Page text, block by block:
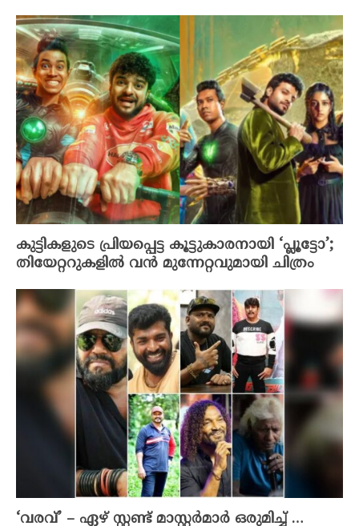
കുട്ടികളുടെ പ്രിയപ്പെട്ട കൂട്ടുകാരനായി ‘പ്ലൂട്ടോ’;
തിയേറ്ററുകളിൽ വൻ മുന്നേറ്റവുമായി ചിത്രം
‘വരവ്’ – ഏഴ് സ്റ്റണ്ട് മാസ്റ്റർമാർ ഒരുമിച്ച് …